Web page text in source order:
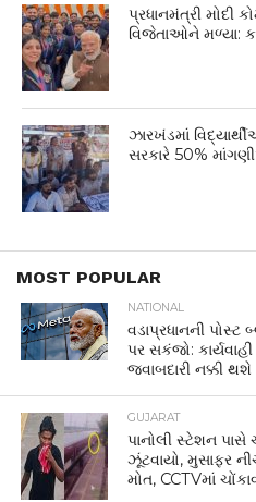
પ્રધાનમંત્રી મોદી
વિજેતાઓને મળ્યા:
ઝારખંડમાં
સરકારે 50%
MOST POPULAR
NATIONAL
વડાપ્રધાનની પોસ્ટ
પર સકંજો:
જવાબદારી નક્કી થશે
GUJARAT
પાનોલી સ્ટેશન પાસે
ઝૂંટવાયો, મુસાફર
મોત, CCTVમાં